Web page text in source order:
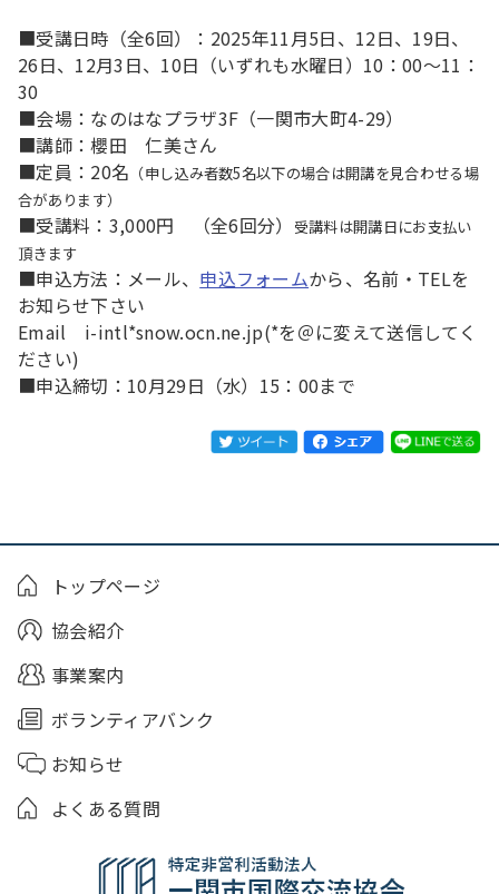
■受講日時（全6回）：2025年11月5日、12日、19日、
26日、12月3日、10日（いずれも水曜日）10：00～11：
30
■会場：なのはなプラザ3F（一関市大町4-29）
■講師：櫻田 仁美さん
■定員：20名 （申し込み者数5名以下の場合は開講を見合わせる場
合があります）
■受講料：3,000円 （全6回分）
受講料は開講日にお支払い
頂きます
■申込方法：メール、 申込フォームから、名前・TELを
お知らせ下さい
Email i-intl*snow.ocn.ne.jp(*を＠に変えて送信してく
ださい)
■申込締切：10月29日（水）15：00まで
トップページ
協会紹介
事業案内
ボランティアバンク
お知らせ
よくある質問